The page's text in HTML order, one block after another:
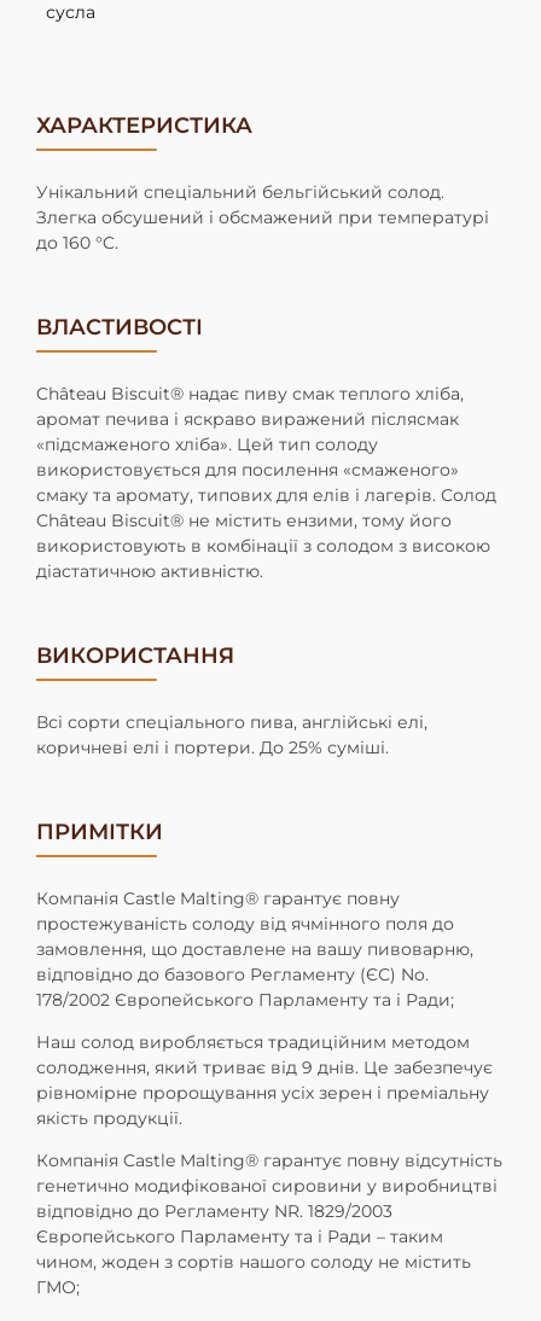
сусла
ХАРАКТЕРИСТИКА
Унікальний спеціальний бельгійський солод.
Злегка обсушений і обсмажений при температурі
до 160 °C.
ВЛАСТИВОСТІ
Château Biscuit® надає пиву смак теплого хліба,
аромат печива і яскраво виражений післясмак
«підсмаженого хліба». Цей тип солоду
використовується для посилення «смаженого»
смаку та аромату, типових для елів і лагерів. Солод
Château Biscuit® не містить ензими, тому його
використовують в комбінації з солодом з високою
діастатичною активністю.
ВИКОРИСТАННЯ
Всі сорти спеціального пива, англійські елі,
коричневі елі і портери. До 25% суміші.
ПРИМІТКИ
Компанія Castle Malting® гарантує повну
простежуваність солоду від ячмінного поля до
замовлення, що доставлене на вашу пивоварню,
відповідно до базового Регламенту (ЄС) No.
178/2002 Європейського Парламенту та і Ради;
Наш солод виробляється традиційним методом
солодження, який триває від 9 днів. Це забезпечує
рівномірне пророщування усіх зерен і преміальну
якість продукції.
Компанія Castle Malting® гарантує повну відсутність
генетично модифікованої сировини у виробництві
відповідно до Регламенту NR. 1829/2003
Європейського Парламенту та і Ради – таким
чином, жоден з сортів нашого солоду не містить
ГМО;